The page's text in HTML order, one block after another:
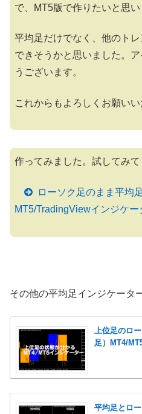
で、MT5版で作りたいと思い
平均足だけでなく、他のト
できそうかと思いました。
うございます。
これからもよろしくお願いい
作ってみました。試してみて
ローソク足のまま平均
MT5/TradingViewインジケー
その他の平均足インジケータ
上位足のロ
足）MT4/
平均足とロ